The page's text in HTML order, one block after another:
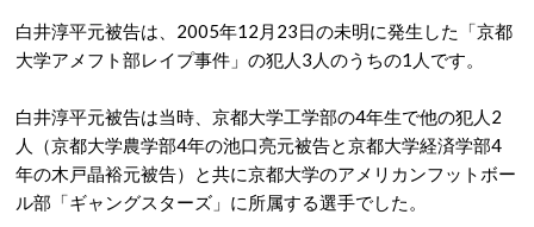
白井淳平元被告は、2005年12月23日の未明に発生した「京都
大学アメフト部レイプ事件」の犯人3人のうちの1人です。
白井淳平元被告は当時、京都大学工学部の4年生で他の犯人2
人（京都大学農学部4年の池口亮元被告と京都大学経済学部4
年の木戸晶裕元被告）と共に京都大学のアメリカンフットボー
ル部「ギャングスターズ」に所属する選手でした。